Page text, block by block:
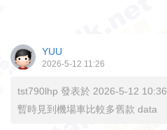
YUU
2026-5-12 11:26
tst790lhp 發表於 2026-5-12 10:36
暫時見到機場車比較多舊款 data